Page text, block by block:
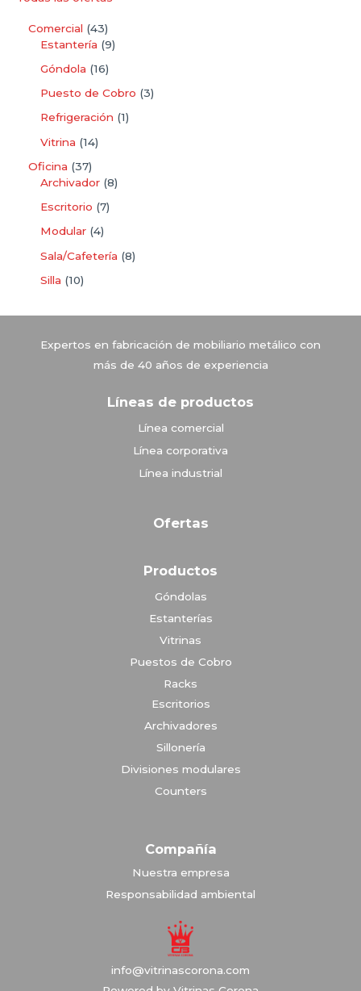
Comercial
43
Estantería
9
Góndola
16
Puesto de Cobro
3
Refrigeración
1
Vitrina
14
Oficina
37
Archivador 8
Escritorio
7
Modular 4
Sala/Cafetería
8
Silla
10
Expertos en fabricación de mobiliario metálico con
más de 40 años de experiencia
Líneas de productos
Línea comercial
Línea corporativa
Línea industrial
Ofertas
Productos
Góndolas
Estanterías
Vitrinas
Puestos de Cobro
Racks
Escritorios
Archivadores
Sillonería
Divisiones modulares
Counters
Compañía
Nuestra empresa
Responsabilidad ambiental
info@vitrinascorona.com